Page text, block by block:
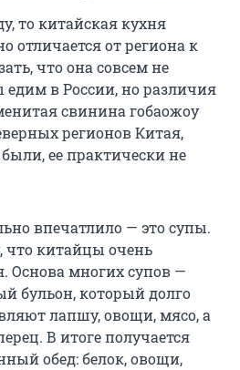
то китайская кухня
отличается от региона к
что она совсем не
в России, но различия
свинина гобаожоу
регионов Китая,
ее практически не
впечатлило — это супы.
что китайцы очень
Основа многих супов —
бульон, который долго
лапшу, овощи, мясо, а
В итоге получается
обед: белок, овощи,